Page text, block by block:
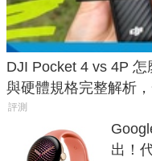
DJI Pocket 4 vs 4P
與硬體規格完整解析
評測
出！